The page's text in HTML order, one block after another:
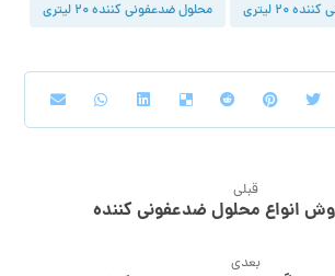
۲۰ لیتری محلول ضدعفونی کننده ۲۰ لیتری
قبلی
انواع محلول ضدعفونی کننده
بعدی